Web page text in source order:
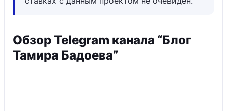
Обзор Telegram канала “Блог
Тамира Бадоева”